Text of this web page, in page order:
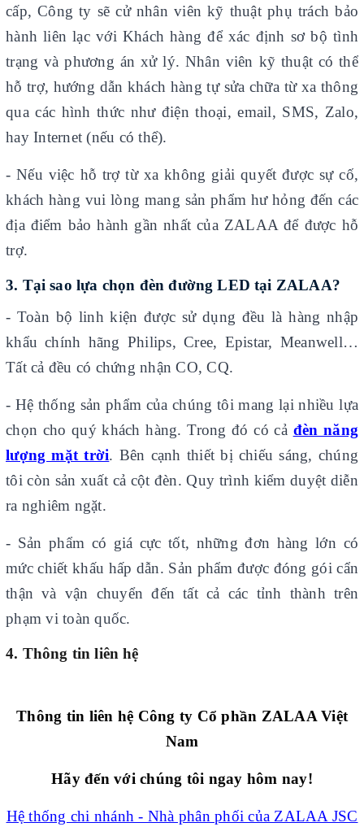
cấp, Công ty sẽ cử nhân viên kỹ thuật phụ trách bảo
hành liên lạc với Khách hàng để xác định sơ bộ tình
trạng và phương án xử lý. Nhân viên kỹ thuật có thể
hỗ trợ, hướng dẫn khách hàng tự sửa chữa từ xa thông
qua các hình thức như điện thoại, email, SMS, Zalo,
hay Internet (nếu có thể).
- Nếu việc hỗ trợ từ xa không giải quyết được sự cố,
khách hàng vui lòng mang sản phẩm hư hỏng đến các
địa điểm bảo hành gần nhất của ZALAA để được hỗ
trợ.
3. Tại sao lựa chọn đèn đường LED tại ZALAA?
- Toàn bộ linh kiện được sử dụng đều là hàng nhập
khẩu chính hãng Philips, Cree, Epistar, Meanwell…
Tất cả đều có chứng nhận CO, CQ.
- Hệ thống sản phẩm của chúng tôi mang lại nhiều lựa
chọn cho quý khách hàng. Trong đó có cả đèn năng
lượng mặt trời. Bên cạnh thiết bị chiếu sáng, chúng
tôi còn sản xuất cả cột đèn. Quy trình kiểm duyệt diễn
ra nghiêm ngặt.
- Sản phẩm có giá cực tốt, những đơn hàng lớn có
mức chiết khấu hấp dẫn. Sản phẩm được đóng gói cẩn
thận và vận chuyển đến tất cả các tỉnh thành trên
phạm vi toàn quốc.
4. Thông tin liên hệ
Thông tin liên hệ Công ty Cổ phần ZALAA Việt
Nam
Hãy đến với chúng tôi ngay hôm nay!
Hệ thống chi nhánh - Nhà phân phối của ZALAA JSC